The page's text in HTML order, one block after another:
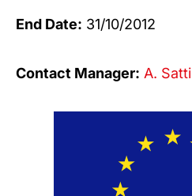
End Date: 31/10/2012
Contact Manager: A. Satti